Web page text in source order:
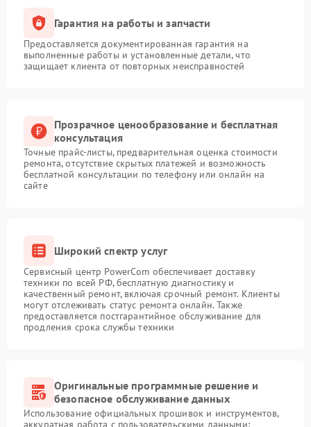
Гарантия на работы и запчасти
Предоставляется документированная гарантия на
выполненные работы и установленные детали, что
защищает клиента от повторных неисправностей
Прозрачное ценообразование и бесплатная
консультация
Точные прайс-листы, предварительная оценка стоимости
ремонта, отсутствие скрытых платежей и возможность
бесплатной консультации по телефону или онлайн на
сайте
Широкий спектр услуг
Сервисный центр PowerCom обеспечивает доставку
техники по всей РФ, бесплатную диагностику и
качественный ремонт, включая срочный ремонт. Клиенты
могут отслеживать статус ремонта онлайн. Также
предоставляется постгарантийное обслуживание для
продления срока службы техники
Оригинальные программные решение и
безопасное обслуживание данных
Использование официальных прошивок и инструментов,
аккуратная работа с пользовательскими данными: